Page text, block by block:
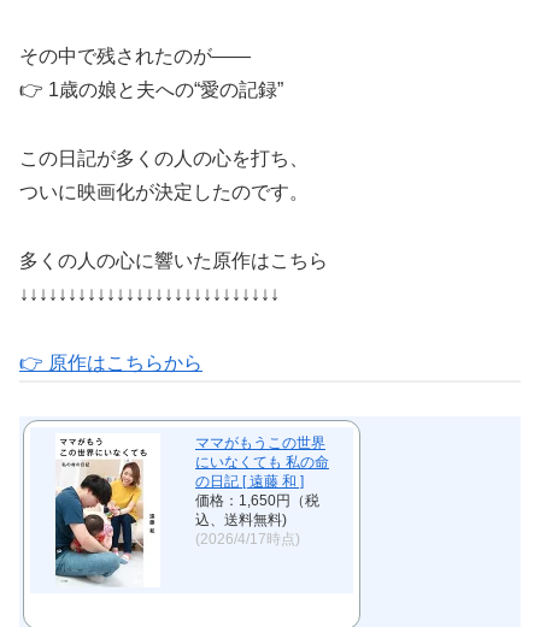
その中で残されたのが――
👉 1歳の娘と夫への“愛の記録”
この日記が多くの人の心を打ち、
ついに映画化が決定したのです。
多くの人の心に響いた原作はこちら
↓↓↓↓↓↓↓↓↓↓↓↓↓↓↓↓↓↓↓↓↓↓↓↓↓↓↓
👉 原作はこちらから
ママがもうこの世界
にいなくても 私の命
の日記 [ 遠藤 和 ]
価格：1,650円（税
込、送料無料)
(2026/4/17時点)